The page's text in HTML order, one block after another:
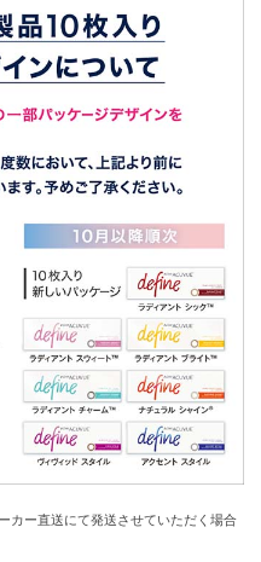
カー直送にて発送させていただく場合